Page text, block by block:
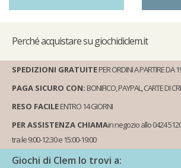
Perchéacquistare su giochidiclem.it
SPEDIZIONI GRATUITEPER ORDINI A PARTIRE DA
PAGA SICURO CON: BONIFICO, PAYPAL, CARTE DI
RESO FACILEENTRO 14 GIORNI
PER ASSISTENZA CHIAMAin negozio allo 0424
tra le 9:00-12:30 e 15:00-19:00
Giochi di Clem lo trovi a: